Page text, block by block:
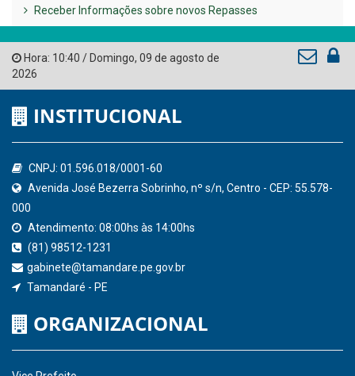
Governo de Pernambuco
Tribunal de Contas do Estado de Pernambuco
Ministério Público do Estado de Pernambuco
Controladoria-Geral da União
Confederação Nacional de Municípios - CNM
QEdu
Consultar Convênios
Receber Informações sobre novos Repasses
Hora:10:40/ Domingo ,09 de agosto de
2026